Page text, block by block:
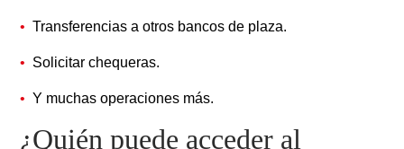
Transferencias a otros bancos de plaza.
Solicitar chequeras.
Y muchas operaciones más.
¿Quién puede acceder al